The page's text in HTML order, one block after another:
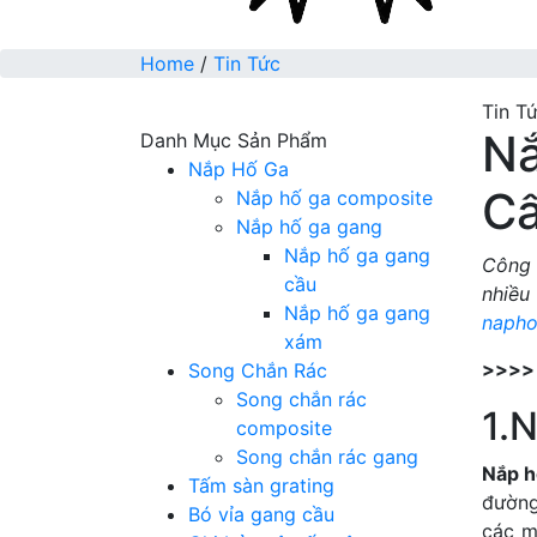
Home / Tin Tức
Danh Mục Sản Phẩm
Nắp Hố Ga
Nắp hố ga composite
Nắp hố ga gang
Nắp hố ga gang
cầu
Nắp hố ga gang
xám
Song Chắn Rác
Song chắn rác
composite
Song chắn rác gang
Tấm sàn grating
Bó vỉa gang cầu
Tin
Nắp
các